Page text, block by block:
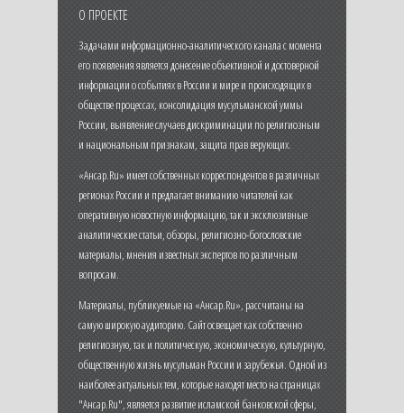
О ПРОЕКТЕ
Задачами информационно-аналитического канала с момента
его появления является донесение объективной и достоверной
информации о событиях в России и мире и происходящих в
обществе процессах, консолидация мусульманской уммы
России, выявление случаев дискриминации по религиозным
и национальным признакам, защита прав верующих.
«Ансар.Ru» имеет собственных корреспондентов в различных
регионах России и предлагает вниманию читателей как
оперативную новостную информацию, так и эксклюзивные
аналитические статьи, обзоры, религиозно-богословские
материалы, мнения известных экспертов по различным
вопросам.
Материалы, публикуемые на «Ансар.Ru», рассчитаны на
самую широкую аудиторию. Сайт освещает как собственно
религиозную, так и политическую, экономическую, культурную,
общественную жизнь мусульман России и зарубежья. Одной из
наиболее актуальных тем, которые находят место на страницах
"Ансар.Ru", является развитие исламской банковской сферы,